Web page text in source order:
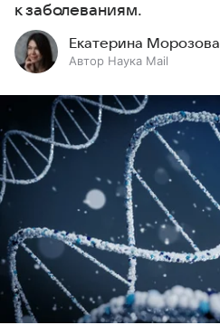
к заболеваниям.
Екатерина Морозова
Автор Наука Mail